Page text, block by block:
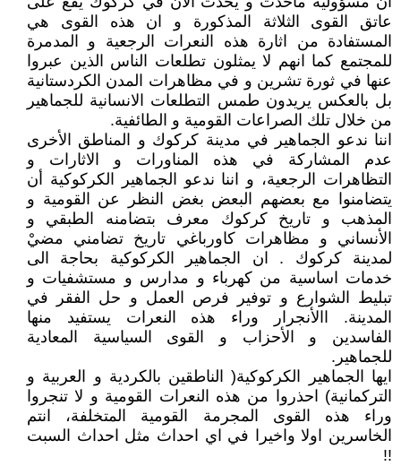
عاتق القوى الثلاثة المذكورة و ان هذه القوى هي
المستفادة من اثارة هذه النعرات الرجعية و المدمرة
للمجتمع كما انهم لا يمثلون تطلعات الناس الذين عبروا
عنها في ثورة تشرين و في مظاهرات المدن الكردستانية
بل بالعكس يريدون طمس التطلعات الانسانية للجماهير
من خلال تلك الصراعات القومية و الطائفية.
اننا ندعو الجماهير في مدينة كركوك و المناطق الأخرى
عدم المشاركة في هذه المناورات و الاثارات و
التظاهرات الرجعية، و اننا ندعو الجماهير الكركوكية أن
يتضامنوا مع بعضهم البعض بغض النظر عن القومية و
المذهب و تاريخ كركوك معرف بتضامنه الطبقي و
الأنساني و مظاهرات كاورباغي تاريخ تضامني مضيْ
لمدينة كركوك . ان الجماهير الكركوكية بحاجة الى
خدمات اساسية من كهرباء و مدارس و مستشفيات و
تبليط الشوارع و توفير فرص العمل و حل الفقر في
المدينة. االأنجرار وراء هذه النعرات يستفيد منها
الفاسدين و الأحزاب و القوى السياسية المعادية
للجماهير.
ايها الجماهير الكركوكية( الناطقين بالكردية و العربية و
التركمانية) احذروا من هذه النعرات القومية و لا تنجروا
وراء هذه القوى المجرمة القومية المتخلفة، انتم
الخاسرين اولا واخيرا في اي احداث مثل احداث السبت
!!